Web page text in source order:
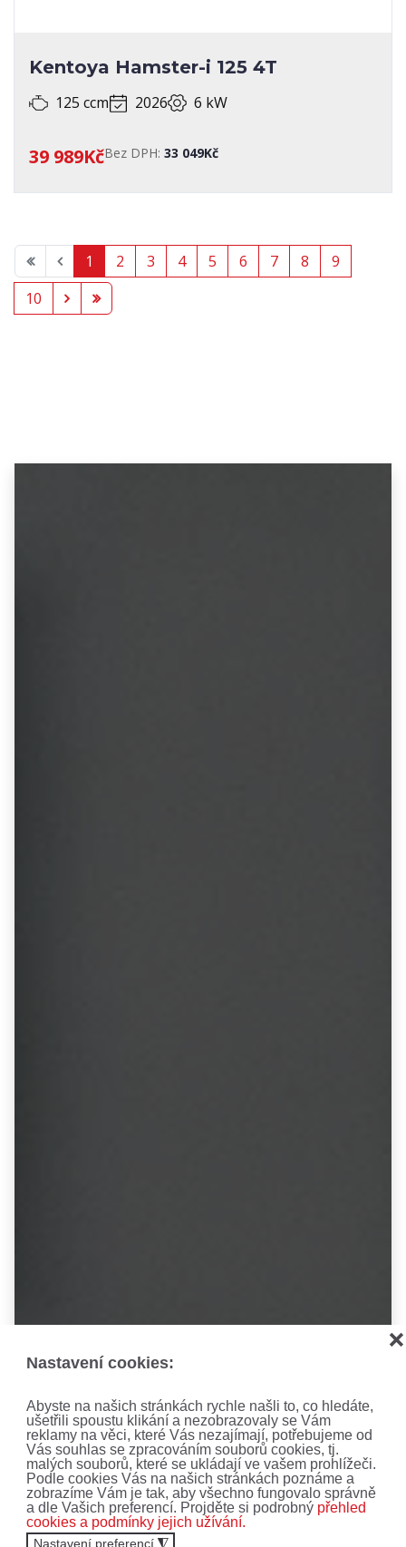
Nastavení cookies:
Abyste na našich stránkách rychle našli to, co hledáte,
ušetřili spoustu klikání a nezobrazovaly se Vám
reklamy na věci, které Vás nezajímají, potřebujeme od
Vás souhlas se zpracováním souborů cookies, tj.
malých souborů, které se ukládají ve vašem prohlížeči.
Podle cookies Vás na našich stránkách poznáme a
zobrazíme Vám je tak, aby všechno fungovalo správně
a dle Vašich preferencí. Projděte si podrobný přehled
cookies a podmínky jejich užívání.
Nastavení preferencí
❌
Kentoya Hamster-i 125 4T
125 ccm 2026 6 kW
39 989KčBez DPH: 33 049Kč
1 2 3 4 5 6 7 8
9
10